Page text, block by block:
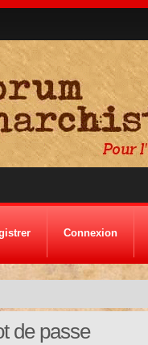
Connexion
de passe